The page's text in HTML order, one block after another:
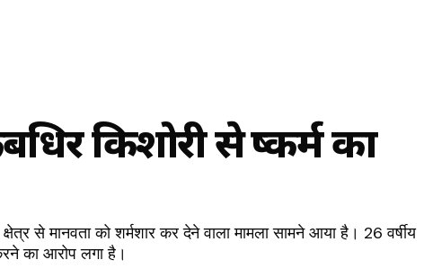
किशोरी से दुष्कर्म का
से मानवता को शर्मशार कर देने वाला मामला सामने आया है। 26 वर्षीय
का आरोप लगा है।